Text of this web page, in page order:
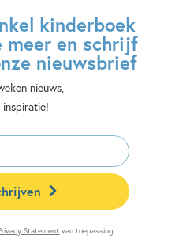
kinderboek
en schrijf
nieuwsbrief
nieuws,
Statement van toepassing.